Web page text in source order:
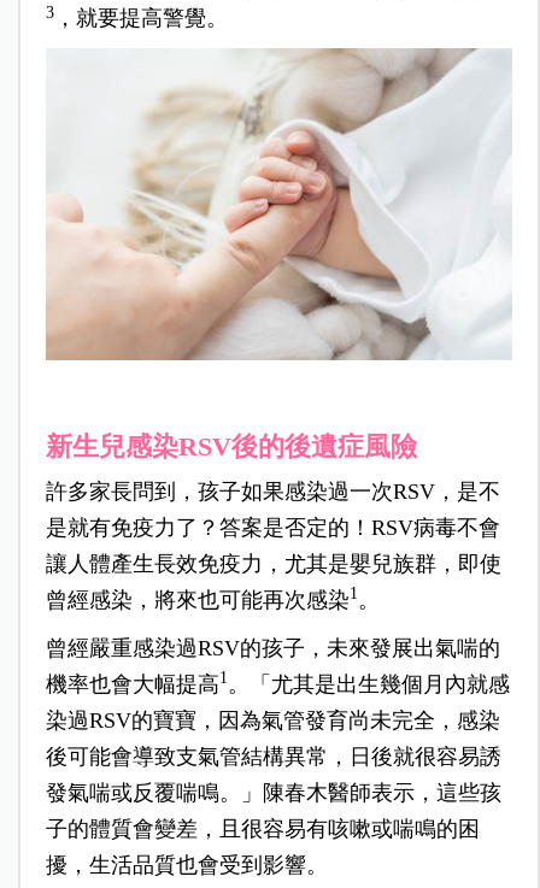
3，就要提高警覺。
新生兒感染RSV後的後遺症風險
許多家長問到，孩子如果感染過一次RSV，是不
是就有免疫力了？答案是否定的！RSV病毒不會
讓人體產生長效免疫力，尤其是嬰兒族群，即使
曾經感染，將來也可能再次感染1 。
曾經嚴重感染過RSV的孩子，未來發展出氣喘的
機率也會大幅提高1 。「尤其是出生幾個月內就感
染過RSV的寶寶，因為氣管發育尚未完全，感染
後可能會導致支氣管結構異常，日後就很容易誘
發氣喘或反覆喘鳴。」陳春木醫師表示，這些孩
子的體質會變差，且很容易有咳嗽或喘鳴的困
擾，生活品質也會受到影響。